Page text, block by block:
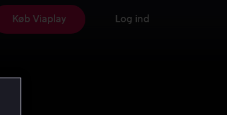
Køb Viaplay Log ind